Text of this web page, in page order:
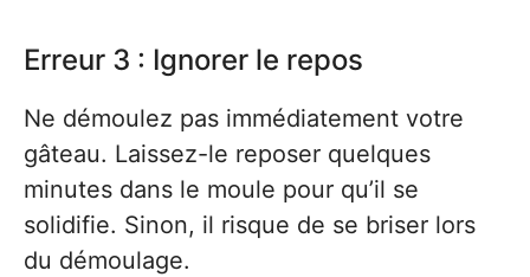
Erreur 3 : Ignorer le repos
Ne démoulez pas immédiatement votre
gâteau. Laissez-le reposer quelques
minutes dans le moule pour qu’il se
solidifie. Sinon, il risque de se briser lors
du démoulage.